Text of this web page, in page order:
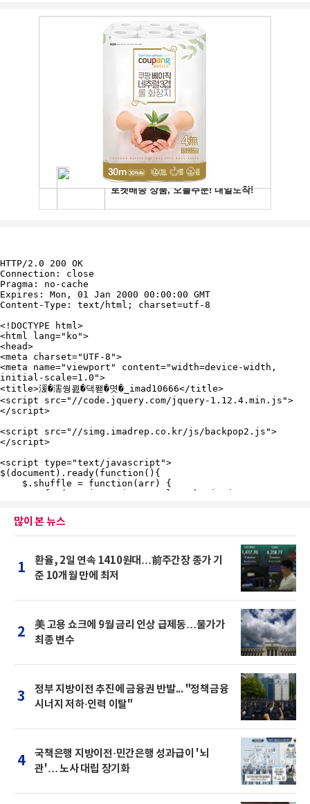
많이 본 뉴스
1
환율, 2일 연속 1410원대…前주간장 종가 기
준 10개월 만에 최저
2
美 고용 쇼크에 9월 금리 인상 급제동…물가가
최종 변수
3
정부 지방이전 추진에 금융권 반발... "정책금융
시너지 저하·인력 이탈"
4
국책은행 지방이전·민간은행 성과급이 '뇌
관'… 노사 대립 장기화